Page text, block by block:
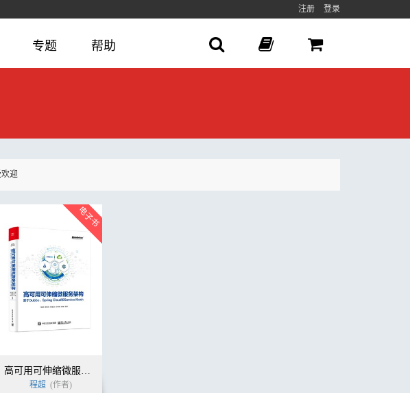
注册 登录
专题 帮助
迎
高可用可伸缩微服务架构：基于Dubbo、Spring Cloud和Service Mesh
程超 (作者)